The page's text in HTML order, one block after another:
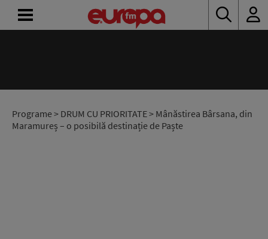
Programe> DRUM CU PRIORITATE> Mânăstirea Bârsana, din
Maramureș – o posibilă destinație de Paște
RADIO